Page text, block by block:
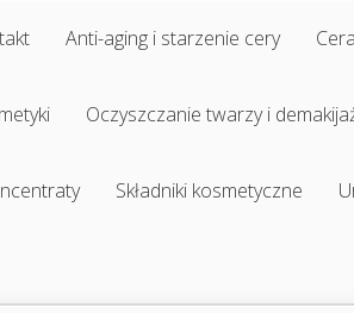
Anti-aging i starzenie cery
Oczyszczanie twarzy i
Składniki kosmetyczne